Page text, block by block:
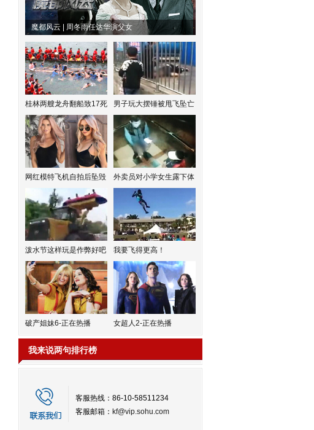
动物系恋人啊 | 钟欣潼体验爱情哲学
桂林两艘龙舟翻船致17死 男子玩大摆锤被甩飞坠亡
网红模特飞机自拍后坠毁 外卖员对小学女生露下体
泼水节这样玩是作弊好吧 我要飞得更高！
破产姐妹6-正在热播 女超人2-正在热播
我来说两句排行榜
客服热线：86-10-58511234
客服邮箱： kf@vip.sohu.com